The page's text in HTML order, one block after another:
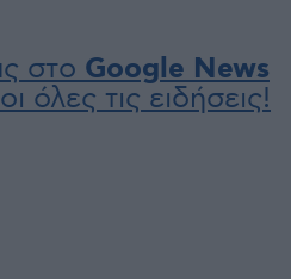
στο Google News
όλες τις ειδήσεις!